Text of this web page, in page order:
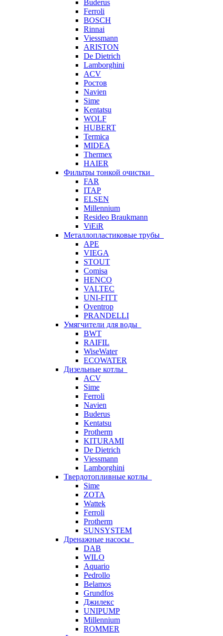
Buderus
Ferroli
BOSCH
Rinnai
Viessmann
ARISTON
De Dietrich
Lamborghini
ACV
Ростов
Navien
Sime
Kentatsu
WOLF
HUBERT
Termica
MIDEA
Thermex
HAIER
Фильтры тонкой очистки
FAR
ITAP
ELSEN
Millennium
Resideo Braukmann
ViEiR
Металлопластиковые трубы
APE
VIEGA
STOUT
Comisa
HENCO
VALTEC
UNI-FITT
Oventrop
PRANDELLI
Умягчители для воды
BWT
RAIFIL
WiseWater
ECOWATER
Дизельные котлы
ACV
Sime
Ferroli
Navien
Buderus
Kentatsu
Protherm
KITURAMI
De Dietrich
Viessmann
Lamborghini
Твердотопливные котлы
Sime
ZOTA
Wattek
Ferroli
Protherm
SUNSYSTEM
Дренажные насосы
DAB
WILO
Aquario
Pedrollo
Belamos
Grundfos
Джилекс
UNIPUMP
Millennium
ROMMER